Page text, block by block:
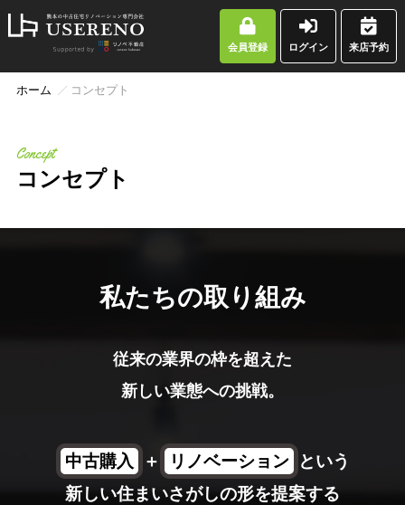
会員登録 ログイン 来店予約
ホーム コンセプト
コンセプト
Concept
私たちの取り組み
従来の業界の枠を超えた
新しい業態への挑戦。
中古購入 ＋ リノベーション
という
新しい住まいさがしの形を提案する